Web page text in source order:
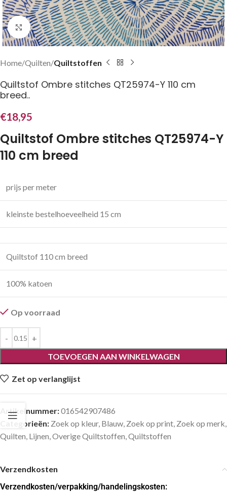
Klik om te vergroten
Home Quilten Quiltstoffen
Quiltstof Ombre stitches QT25974-Y 110 cm
breed..
€18,95
Quiltstof Ombre stitches QT25974-Y
110 cm breed
prijs per meter
kleinste bestelhoeveelheid 15 cm
Quiltstof 110 cm breed
100% katoen
Op voorraad
TOEVOEGEN AAN WINKELWAGEN
Zet op verlanglijst
Artikelnummer:016542907486
Categorieën: Zoek op kleur, Blauw, Zoek op print, Zoek op merk,
Quilten, Lijnen,Overige Quiltstoffen,Quiltstoffen
Verzendkosten
Verzendkosten/verpakking/handelingskosten: